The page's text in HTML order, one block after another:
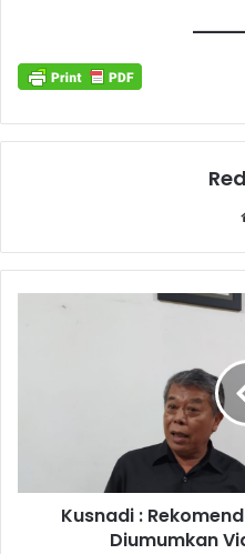
Kusnadi :
Diumumkan